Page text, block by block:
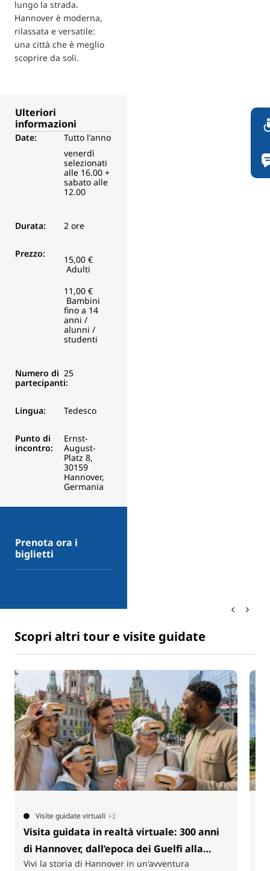
lungo la strada.
Hannover è moderna,
rilassata e versatile:
una città che è meglio
scoprire da soli.
Ulteriori
informazioni
Date:
Tutto l'anno
venerdì
selezionati
alle 16.00 +
sabato alle
12.00
Durata: 2 ore
Prezzo:
15,00 €
Adulti
11,00 €
Bambini
fino a 14
anni /
alunni /
studenti
Numero di
partecipanti:
25
Lingua: Tedesco
Punto di
incontro:
Ernst-
August-
Platz 8,
30159
Hannover,
Germania
Prenota ora i
biglietti
Scopri altri tour e visite guidate
© HMTG
Natura +2
Giro in bicicletta a Leibniz
Scoprite Hannover in bicicletta sulle tracce di
Gottfried Wilhelm Leibniz. In alcune tappe